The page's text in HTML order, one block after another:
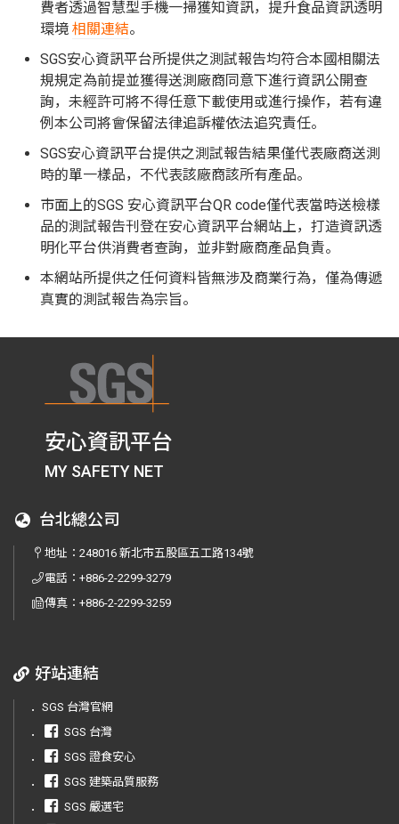
費者透過智慧型手機一掃獲知資訊，提升食品資訊透明
環境 相關連結。
SGS安心資訊平台所提供之測試報告均符合本國相關法
規規定為前提並獲得送測廠商同意下進行資訊公開查
詢，未經許可將不得任意下載使用或進行操作，若有違
例本公司將會保留法律追訴權依法追究責任。
SGS安心資訊平台提供之測試報告結果僅代表廠商送測
時的單一樣品，不代表該廠商該所有產品。
市面上的SGS 安心資訊平台QR code僅代表當時送檢樣
品的測試報告刊登在安心資訊平台網站上，打造資訊透
明化平台供消費者查詢，並非對廠商產品負責。
本網站所提供之任何資料皆無涉及商業行為，僅為傳遞
真實的測試報告為宗旨。
安心資訊平台
MY SAFETY NET
台北總公司
地址：248016 新北市五股區五工路134號
電話：+886-2-2299-3279
傳真：+886-2-2299-3259
好站連結
． SGS 台灣官網
．
SGS 台灣
．
SGS 證食安心
．
SGS 建築品質服務
．
SGS 嚴選宅